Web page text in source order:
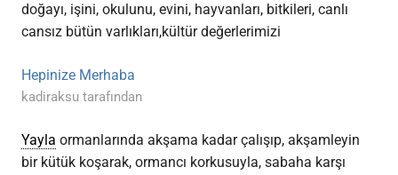
doğayı, işini, okulunu, evini, hayvanları, bitkileri, canlı
cansız bütün varlıkları,kültür değerlerimizi
Hepinize Merhaba
kadiraksu tarafından
Yayla ormanlarında akşama kadar çalışıp, akşamleyin
bir kütük koşarak, ormancı korkusuyla, sabaha karşı